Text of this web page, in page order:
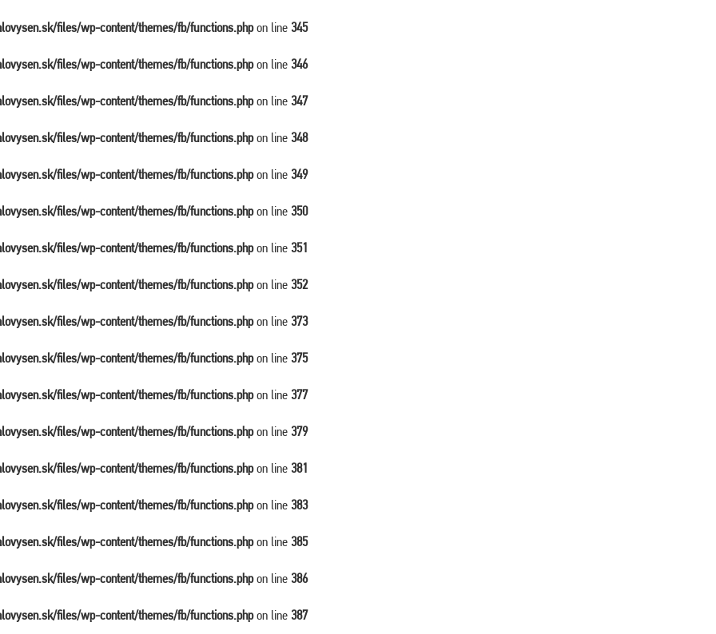
files/wp-content/themes/fb/functions.phpon line 345
files/wp-content/themes/fb/functions.phpon line 346
files/wp-content/themes/fb/functions.phpon line 347
files/wp-content/themes/fb/functions.phpon line 348
files/wp-content/themes/fb/functions.phpon line 349
files/wp-content/themes/fb/functions.phpon line 350
files/wp-content/themes/fb/functions.phpon line 351
files/wp-content/themes/fb/functions.phpon line 352
files/wp-content/themes/fb/functions.phpon line 373
files/wp-content/themes/fb/functions.phpon line 375
files/wp-content/themes/fb/functions.phpon line 377
files/wp-content/themes/fb/functions.phpon line 379
files/wp-content/themes/fb/functions.phpon line 381
files/wp-content/themes/fb/functions.phpon line 383
files/wp-content/themes/fb/functions.phpon line 385
files/wp-content/themes/fb/functions.phpon line 386
files/wp-content/themes/fb/functions.phpon line 387